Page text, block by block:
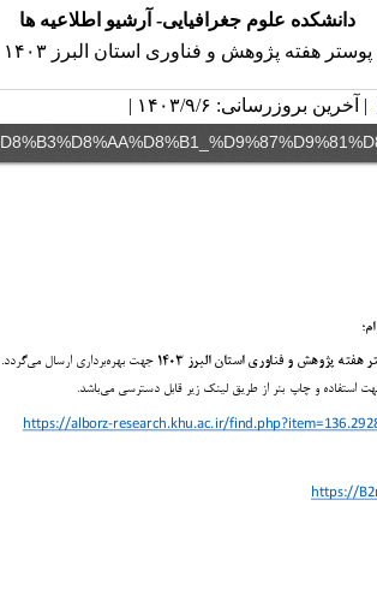
دانشکده علوم جغرافیایی- آرشیو اطلاعیه ها
پوستر هفته پژوهش و فناوری استان البرز ۱۴۰۳
| آخرین بروزرسانی: ۱۴۰۳/۹/۶ |